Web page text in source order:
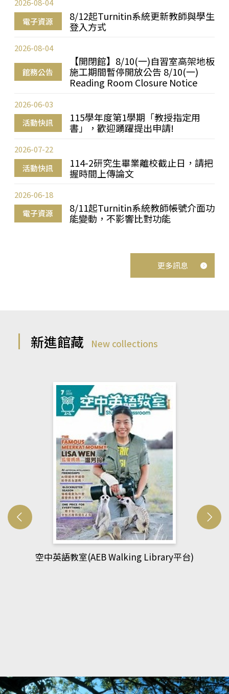
電子資源
8/12起Turnitin系統更新教師與學生
登入方式
2026-08-04
館務公告
【開閉館】8/10(一)自習室高架地板
施工期間暫停開放公告 8/10(一)
Reading Room Closure Notice
2026-08-04
活動快訊
115學年度第1學期「教授指定用
書」，歡迎踴躍提出申請!
2026-06-03
活動快訊
114-2研究生畢業離校截止日，請把
握時間上傳論文
2026-07-22
電子資源
8/11起Turnitin系統教師帳號介面功
能變動，不影響比對功能
2026-06-18
更多訊息
新進館藏 New collections
網管人(kono平台)